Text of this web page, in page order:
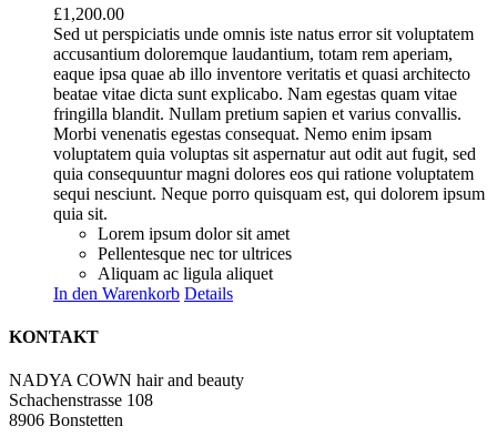
£1,200.00
Sed ut perspiciatis unde omnis iste natus error sit voluptatem
accusantium doloremque laudantium, totam rem aperiam,
eaque ipsa quae ab illo inventore veritatis et quasi architecto
beatae vitae dicta sunt explicabo. Nam egestas quam vitae
fringilla blandit. Nullam pretium sapien et varius convallis.
Morbi venenatis egestas consequat. Nemo enim ipsam
voluptatem quia voluptas sit aspernatur aut odit aut fugit, sed
quia consequuntur magni dolores eos qui ratione voluptatem
sequi nesciunt. Neque porro quisquam est, qui dolorem ipsum
quia sit.
Lorem ipsum dolor sit amet
Pellentesque nec tor ultrices
Aliquam ac ligula aliquet
In den Warenkorb Details
KONTAKT
NADYA COWN hair and beauty
Schachenstrasse 108
8906 Bonstetten